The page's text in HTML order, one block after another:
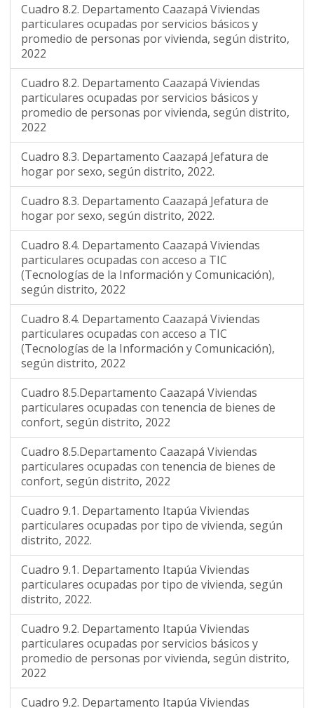
Cuadro 8.2. Departamento Caazapá Viviendas
particulares ocupadas por servicios básicos y
promedio de personas por vivienda, según distrito,
2022
Cuadro 8.2. Departamento Caazapá Viviendas
particulares ocupadas por servicios básicos y
promedio de personas por vivienda, según distrito,
2022
Cuadro 8.3. Departamento Caazapá Jefatura de
hogar por sexo, según distrito, 2022.
Cuadro 8.3. Departamento Caazapá Jefatura de
hogar por sexo, según distrito, 2022.
Cuadro 8.4. Departamento Caazapá Viviendas
particulares ocupadas con acceso a TIC
(Tecnologías de la Información y Comunicación),
según distrito, 2022
Cuadro 8.4. Departamento Caazapá Viviendas
particulares ocupadas con acceso a TIC
(Tecnologías de la Información y Comunicación),
según distrito, 2022
Cuadro 8.5.Departamento Caazapá Viviendas
particulares ocupadas con tenencia de bienes de
confort, según distrito, 2022
Cuadro 8.5.Departamento Caazapá Viviendas
particulares ocupadas con tenencia de bienes de
confort, según distrito, 2022
Cuadro 9.1. Departamento Itapúa Viviendas
particulares ocupadas por tipo de vivienda, según
distrito, 2022.
Cuadro 9.1. Departamento Itapúa Viviendas
particulares ocupadas por tipo de vivienda, según
distrito, 2022.
Cuadro 9.2. Departamento Itapúa Viviendas
particulares ocupadas por servicios básicos y
promedio de personas por vivienda, según distrito,
2022
Cuadro 9.2. Departamento Itapúa Viviendas